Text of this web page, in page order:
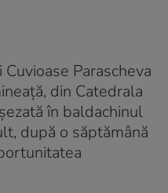
Parascheva
din Catedrala
în baldachinul
după o săptămână